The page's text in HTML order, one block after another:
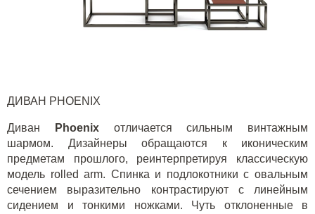
ДИВАН PHOENIX
Диван Phoenix
отличается сильным винтажным
шармом. Дизайнеры обращаются к иконическим
предметам прошлого, реинтерпретируя классическую
модель rolled arm. Спинка и подлокотники с овальным
сечением выразительно контрастируют с линейным
сидением и тонкими ножками. Чуть отклоненные в